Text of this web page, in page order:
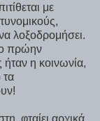
με
λοξοδρομήσει.
πρώην
η κοινωνία,
τα
φταίει αρχικά